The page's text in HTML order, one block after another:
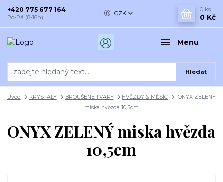
Menu
CZK
Hledat
+420 775 677 164
Po-Pá (8-16h)
0 ks
0 Kč
Úvod KRYSTALY BROUŠENÉ TVARY HVĚZDY & MĚSÍC
ONYX ZELENÝ
miska hvězda 10,5cm
ONYX ZELENÝ miska hvězda
10,5cm